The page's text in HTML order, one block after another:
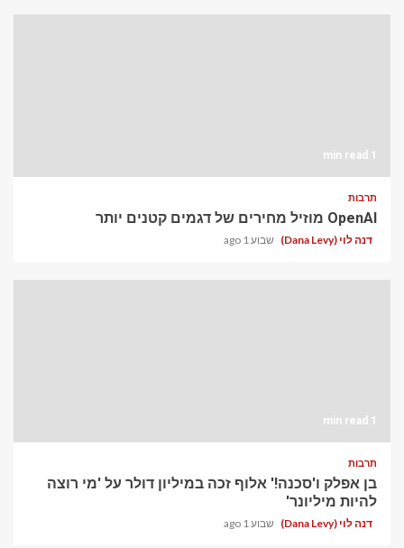
1 min read
תרבות
OpenAI מוזיל מחירים של דגמים קטנים יותר
דנה לוי (Dana Levy) שבוע 1 ago
1 min read
תרבות
בן אפלק ו'סכנה!' אלוף זכה במיליון דולר על 'מי רוצה
להיות מיליונר'
דנה לוי (Dana Levy) שבוע 1 ago